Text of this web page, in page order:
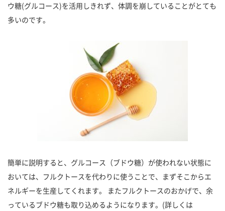
ウ糖(グルコース)を活用しきれず、体調を崩していることがとても
多いのです。
簡単に説明すると、グルコース（ブドウ糖）が使われない状態に
おいては、フルクトースを代わりに使うことで、まずそこからエ
ネルギーを生産してくれます。 またフルクトースのおかげで、余
っているブドウ糖も取り込めるようになります。(詳しくは